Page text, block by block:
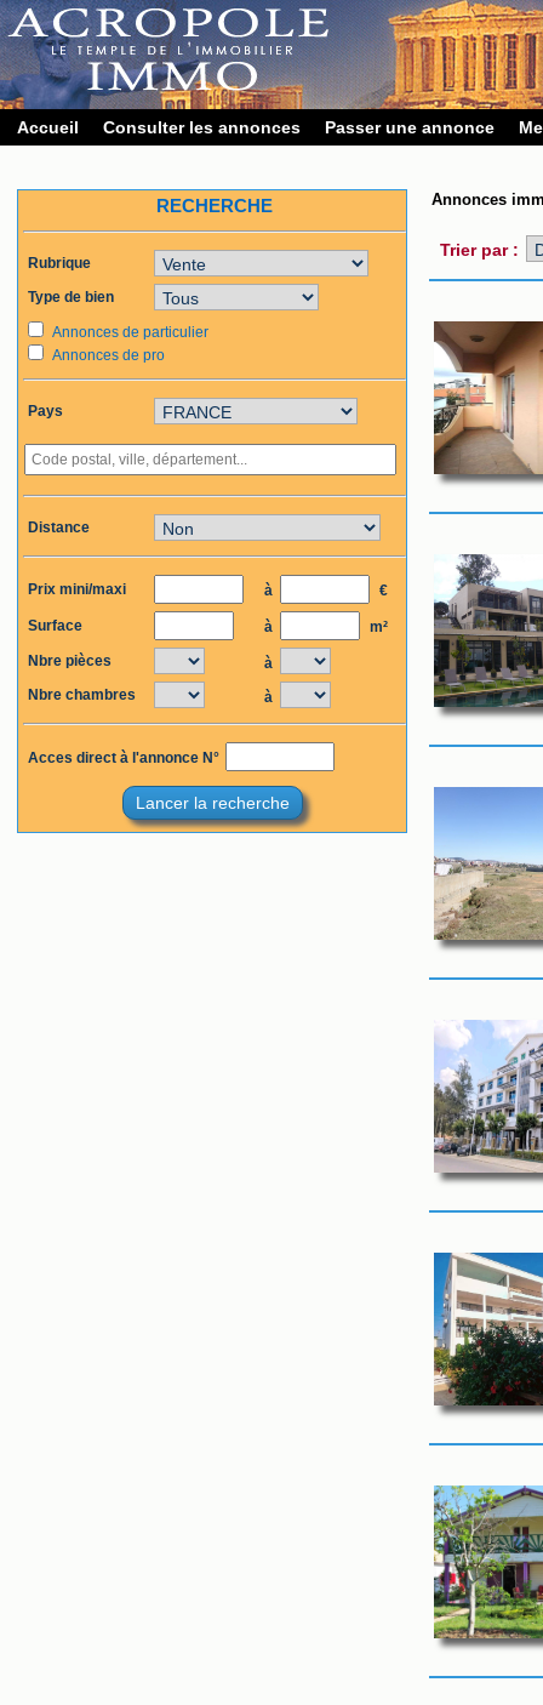
Accueil Consulter les annonces Passer une annonce
RECHERCHE
Rubrique
Type de bien
Annonces de particulier
Annonces de pro
Pays
Distance
Prix mini/maxi à €
Surface à
m²
Nbre pièces
à
Nbre chambres
à
Acces direct à l'annonce N°
Lancer la recherche
Annonces
Trier par :